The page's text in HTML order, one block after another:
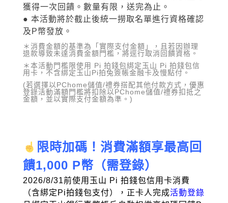
獲得一次回饋。數量有限，送完為止。
● 本活動將於截止後統一撈取名單進行資格確認
及P幣發放。
＊消費金額的基準為「實際支付金額」，且若因辦理
退款導致未達消費金額門檻，將逕行取消回饋資格。
＊本活動門檻限使用 Pi 拍錢包綁定玉山 Pi 拍錢包信
用卡，不含綁定玉山Pi拍兔簽帳金融卡及慢點付。
(若選擇以PChome儲值/禮券搭配其他付款方式，優惠
登錄活動滿額門檻將扣除以PChome儲值/禮券扣抵之
金額，並以實際支付金額為準。)
限時加碼！消費滿額享最高回
饋1,000 P幣（需登錄）
2026/8/31前使用玉山 Pi 拍錢包信用卡消費
（含綁定Pi拍錢包支付），正卡人完成活動登錄